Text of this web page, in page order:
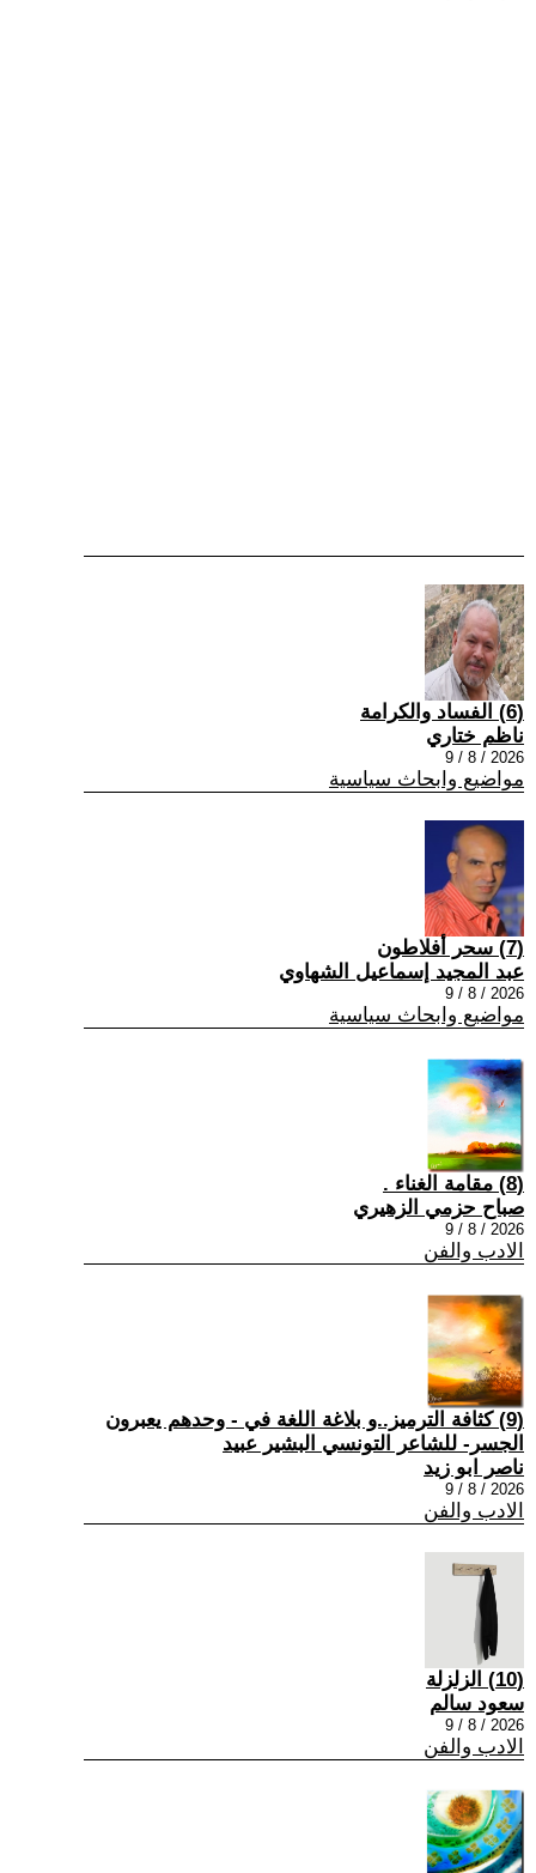
(6) الفساد والكرامة
ناظم ختاري
2026 / 8 / 9
مواضيع وابحاث سياسية
(7) سحر أفلاطون
عبد المجيد إسماعيل الشهاوي
2026 / 8 / 9
مواضيع وابحاث سياسية
(8) مقامة الغناء .
صباح حزمي الزهيري
2026 / 8 / 9
الادب والفن
(9) كثافة الترميز..و بلاغة اللغة في - وحدهم يعبرون
الجسر- للشاعر التونسي البشير عبيد
ناصر ابو زيد
2026 / 8 / 9
الادب والفن
(10) الزلزلة
سعود سالم
2026 / 8 / 9
الادب والفن